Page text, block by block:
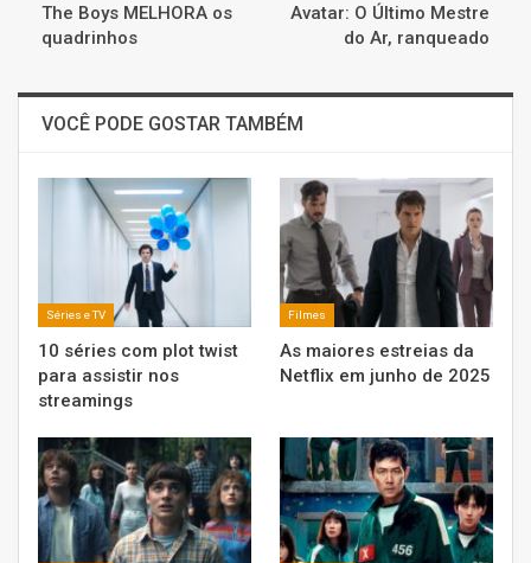
The Boys MELHORA os
quadrinhos
Avatar: O Último Mestre
do Ar, ranqueado
VOCÊ PODE GOSTAR TAMBÉM
Séries e TV
10 séries com plot twist
para assistir nos
streamings
Filmes
As maiores estreias da
Netflix em junho de 2025